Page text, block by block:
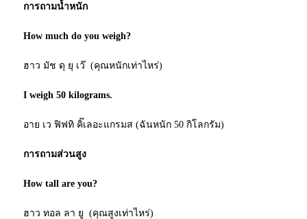
การถามน้ำหนัก
How much do you weigh?
ฮาว มัช ดุ ยุ เว๊ (คุณหนักเท่าไหร่)
I weigh 50 kilograms.
อาย เว ฟิฟทิ คิ๊เลอะแกรมส (ฉันหนัก 50 กิโลกรัม)
การถามส่วนสูง
How tall are you?
ฮาว ทอล ลา ยู (คุณสูงเท่าไหร่)